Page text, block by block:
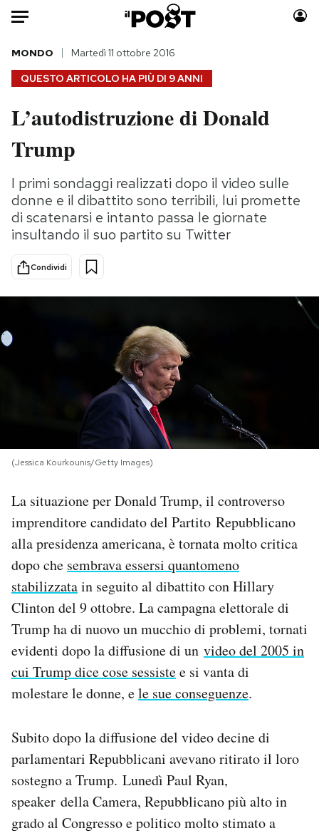
Auto
HOME
Italia
Politica
Tecnologia
Internet
Scienza
Cultura
Economia
Moda
Storie/Idee
Ok Boomer!
Media
Europa
NEWSLETTER
I MIEI PREFERITI
AREA PERSONALE
Area Personale
Newsletter
Notifiche mobile
Regala il Post
Hai bisogno di aiuto?
QUESTO ARTICOLO HA PIÙ DI 9 ANNI
MONDO Martedì 11 ottobre 2016
L’autodistruzione di Donald
Trump
I primi sondaggi realizzati dopo il video sulle
donne e il dibattito sono terribili, lui promette
di scatenarsi e intanto passa le giornate
insultando il suo partito su Twitter
Condividi
(Jessica Kourkounis/Getty Images)
La situazione per Donald Trump, il controverso
imprenditore candidato del Partito Repubblicano
alla presidenza americana, è tornata molto critica
dopo che sembrava essersi quantomeno
stabilizzatain seguito al dibattito con Hillary
Clinton del 9 ottobre. La campagna elettorale di
Trump ha di nuovo un mucchio di problemi, tornati
evidenti dopo la diffusione di un video del 2005 in
cui Trump dice cose sessistee si vanta di
molestare le donne, ele sue conseguenze.
Subito dopo la diffusione del video decine di
parlamentari Repubblicani avevano ritirato il loro
sostegno a Trump. Lunedì Paul Ryan,
speaker della Camera, Repubblicano più alto in
grado al Congresso e politico molto stimato a